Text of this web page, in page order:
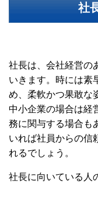
社
社長は、会社経営の
いきます。時には素
め、柔軟かつ果敢な
中小企業の場合は経
務に関与する場合も
いれば社員からの信
れるでしょう。
社長に向いている人